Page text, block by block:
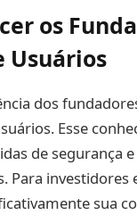
os
Usuários
dos
Esse
de
Para investidores
sua